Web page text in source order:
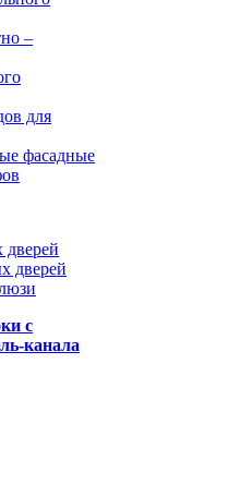
–
для
фасадные
дверей
дверей
с
канала